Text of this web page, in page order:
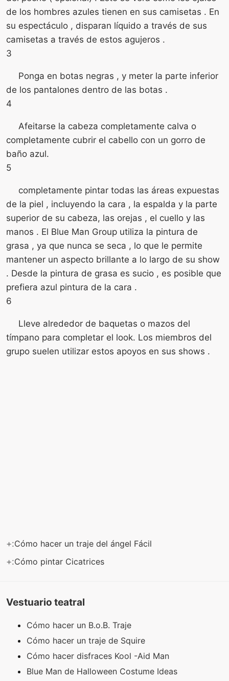
de los hombres azules tienen en sus camisetas . En
su espectáculo , disparan líquido a través de sus
camisetas a través de estos agujeros .
3
Ponga en botas negras , y meter la parte inferior
de los pantalones dentro de las botas .
4
Afeitarse la cabeza completamente calva o
completamente cubrir el cabello con un gorro de
baño azul.
5
completamente pintar todas las áreas expuestas
de la piel , incluyendo la cara , la espalda y la parte
superior de su cabeza, las orejas , el cuello y las
manos . El Blue Man Group utiliza la pintura de
grasa , ya que nunca se seca , lo que le permite
mantener un aspecto brillante a lo largo de su show
. Desde la pintura de grasa es sucio , es posible que
prefiera azul pintura de la cara .
6
Lleve alrededor de baquetas o mazos del
tímpano para completar el look. Los miembros del
grupo suelen utilizar estos apoyos en sus shows .
+:Cómo hacer un traje del ángel Fácil
+:Cómo pintar Cicatrices
Vestuario teatral
Cómo hacer un B.o.B. Traje
Cómo hacer un traje de Squire
Cómo hacer disfraces Kool -Aid Man
Blue Man de Halloween Costume Ideas